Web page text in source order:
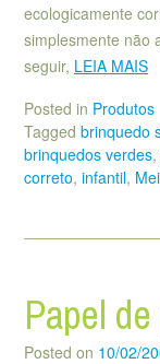
ecologicamente
simplesmente não
seguir, LEIA MAIS
Posted in Produtos
Tagged brinquedo
brinquedos verdes,
correto, infantil,
Papel
Posted on 10/02/